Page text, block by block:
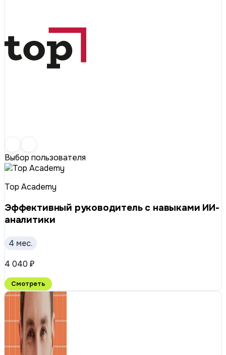
Выбор пользователя
Top Academy
Эффективный руководитель с навыками ИИ-
аналитики
4 мес.
4 040 ₽
Смотреть